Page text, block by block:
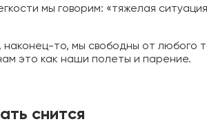
мы говорим: «тяжелая
то, мы свободны от любого
это как наши полеты и парение.
снится